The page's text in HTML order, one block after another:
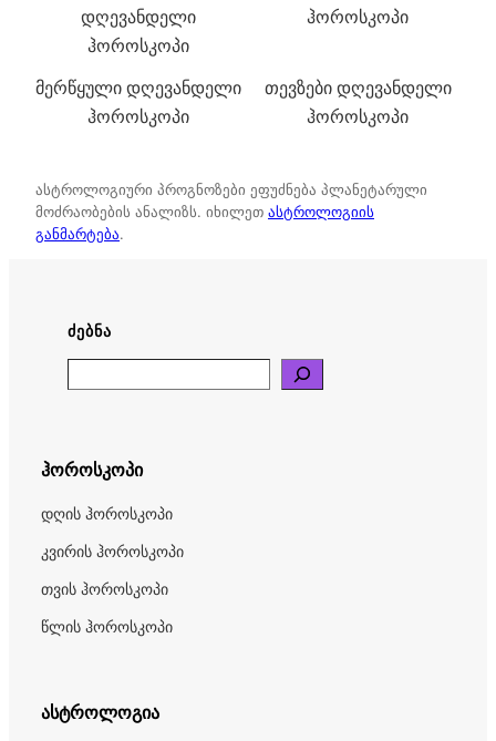
დღევანდელი
ჰოროსკოპი
ჰოროსკოპი
მერწყული დღევანდელი
ჰოროსკოპი
თევზები დღევანდელი
ჰოროსკოპი
ასტროლოგიური პროგნოზები ეფუძნება პლანეტარული
მოძრაობების ანალიზს. იხილეთ ასტროლოგიის
განმარტება.
ᲫᲔᲑᲜᲐ
ჰოროსკოპი
დღის ჰოროსკოპი
კვირის ჰოროსკოპი
თვის ჰოროსკოპი
წლის ჰოროსკოპი
ასტროლოგია